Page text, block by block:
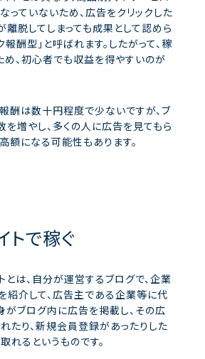
っていないため、広告をクリックした
脱してしまっても成果として認めら
報酬型」と呼ばれます。したがって、稼
め、初心者でも収益を得やすいのが
酬は数十円程度で少ないですが、ブ
を増やし、多くの人に広告を見てもら
額になる可能性もあります。
トで稼ぐ
とは、自分が運営するブログで、企業
紹介して、広告主である企業等に代
がブログ内に広告を掲載し、その広
たり、新規会員登録があったりした
れるというものです。